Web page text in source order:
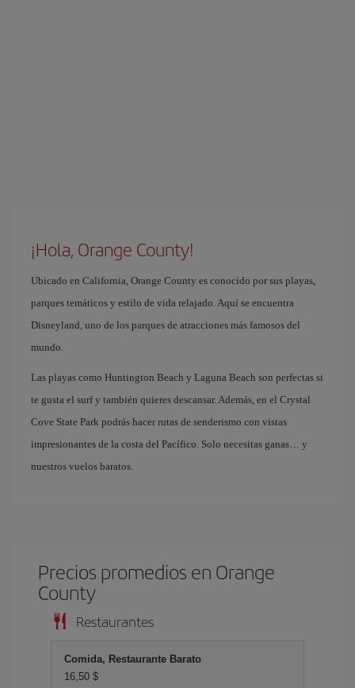
¡Hola, Orange County!
Ubicado en California, Orange County es conocido por sus playas,
parques temáticos y estilo de vida relajado. Aquí se encuentra
Disneyland, uno de los parques de atracciones más famosos del
mundo.
Las playas como Huntington Beach y Laguna Beach son perfectas si
te gusta el surf y también quieres descansar. Además, en el Crystal
Cove State Park podrás hacer rutas de senderismo con vistas
impresionantes de la costa del Pacífico. Solo necesitas ganas… y
nuestros vuelos baratos.
Precios promedios en Orange
County
Restaurantes
Comida, Restaurante Barato
16,50 $